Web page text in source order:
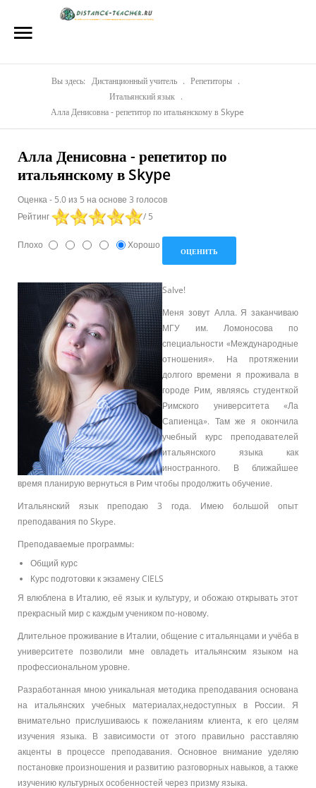
Репетиторы
Стоимость
Материалы
Блог
Вы здесь: Дистанционный учитель . Репетиторы .
Итальянский язык
.
Алла Денисовна - репетитор по итальянскому в Skype
Алла Денисовна - репетитор по
итальянскому в Skype
Оценка - 5.0 из 5 на основе 3 голосов
Рейтинг
/ 5
Плохо Хорошо
Salve!
Меня зовут Алла. Я заканчиваю
МГУ им. Ломоносова по
специальности «Международные
отношения». На протяжении
долгого времени я проживала в
городе Рим, являясь студенткой
Римского университета «Ла
Сапиенца». Там же я окончила
учебный курс преподавателей
итальянского языка как
иностранного. В ближайшее
время планирую вернуться в Рим чтобы продолжить обучение.
Итальянский язык преподаю 3 года. Имею большой опыт
преподавания по Skype.
Преподаваемые программы:
Общий курс
Курс подготовки к экзамену CIELS
Я влюблена в Италию, её язык и культуру, и обожаю открывать этот
прекрасный мир с каждым учеником по-новому.
Длительное проживание в Италии, общение с итальянцами и учёба в
университете позволили мне овладеть итальянским языком на
профессиональном уровне.
Разработанная мною уникальная методика преподавания основана
на итальянских учебных материалах,недоступных в России. Я
внимательно прислушиваюсь к пожеланиям клиента, к его целям
изучения языка. В зависимости от этого правильно расставляю
акценты в процессе преподавания. Основное внимание уделяю
постановке произношения и развитию разговорных навыков, а также
изучению культурных особенностей через призму языка.